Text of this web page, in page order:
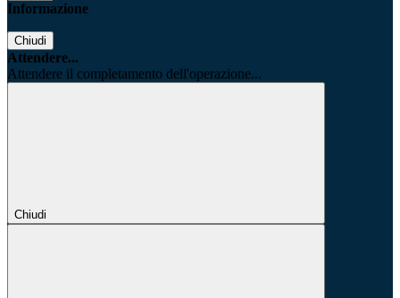
Informazione
Chiudi
Attendere...
Attendere il completamento dell'operazione...
Chiudi